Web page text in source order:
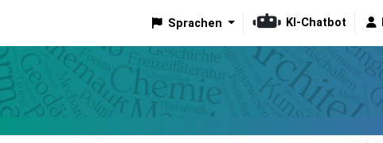
Sprachen KI-Chatbot